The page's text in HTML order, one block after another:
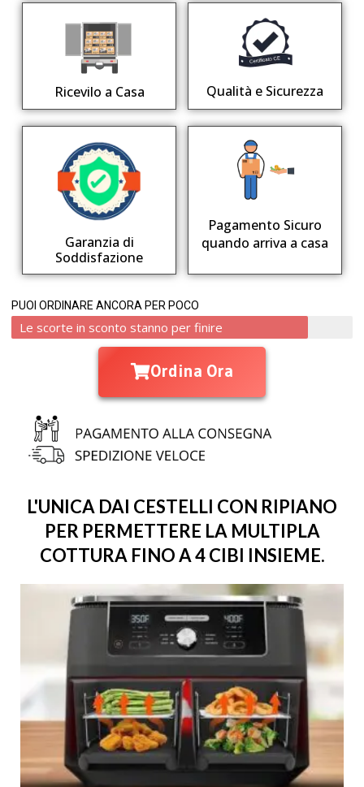
Ricevilo a Casa Qualità e Sicurezza
Garanzia di
Soddisfazione
Pagamento Sicuro
quando arriva a casa
PUOI ORDINARE ANCORA PER POCO
Le scorte in sconto stanno per finire
Ordina Ora
L'UNICA DAI CESTELLI CON RIPIANO
PER PERMETTERE LA MULTIPLA
COTTURA FINO A 4 CIBI INSIEME.